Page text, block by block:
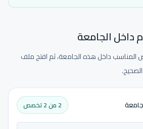
داخل الجامعة
المناسب داخل هذه الجامعة، ثم افتح ملف
2 من 2 تخصص